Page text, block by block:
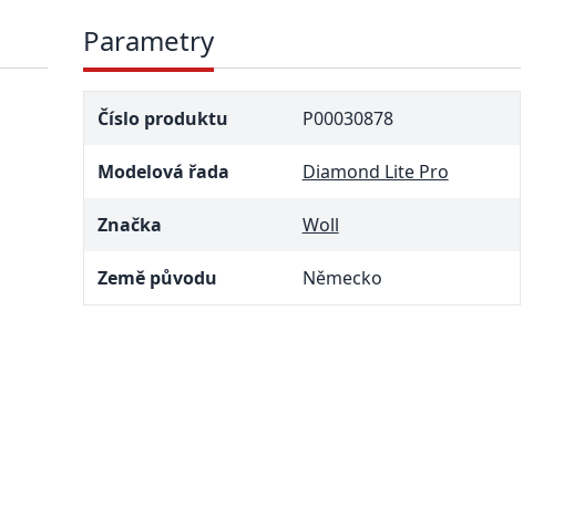
Parametry
Číslo produktu P00030878
Modelová řada Diamond Lite Pro
Značka Woll
Země původu Německo